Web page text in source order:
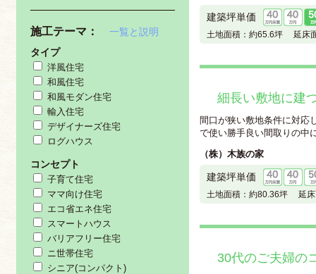
建築坪単価
土地面積： 約65.6坪 延床
細長い敷地に建
間口が狭い敷地条件に対応
で使い勝手良い間取りの中
（株）木族の家
建築坪単価
土地面積： 約80.36坪 延床
30代のご夫婦の
施工テーマ： 一覧と説明
タイプ
洋風住宅
和風住宅
和風モダン住宅
輸入住宅
デザイナーズ住宅
ログハウス
コンセプト
子育て住宅
ママ向け住宅
エコ省エネ住宅
スマートハウス
バリアフリー住宅
ニ世帯住宅
シニア(コンパクト)